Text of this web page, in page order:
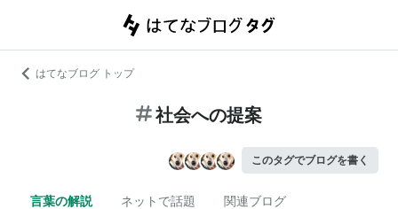
はてなブログ トップ
社会への提案
このタグでブログを書く
言葉の解説 ネットで話題 関連ブログ